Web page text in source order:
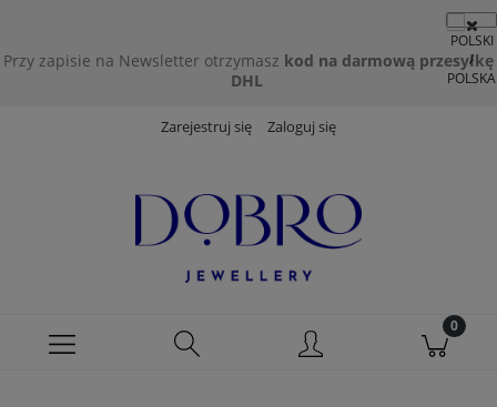
Przy zapisie na Newsletter otrzymasz kod na darmową przesyłkę
DHL
Zarejestruj się Zaloguj się